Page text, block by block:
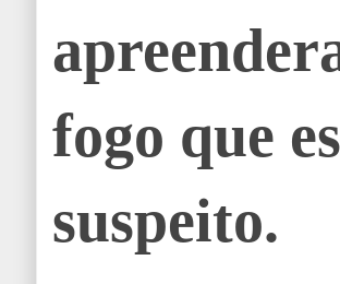
fogo que
suspeito.